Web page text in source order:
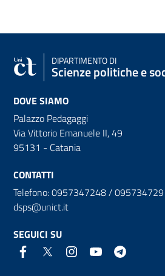
DIPARTIMENTO DI
Scienze politiche e
DOVE SIAMO
Palazzo Pedagaggi
Via Vittorio Emanuele II, 49
95131 - Catania
CONTATTI
Telefono: 0957347248 /
dsps@unict.it
SEGUICI SU